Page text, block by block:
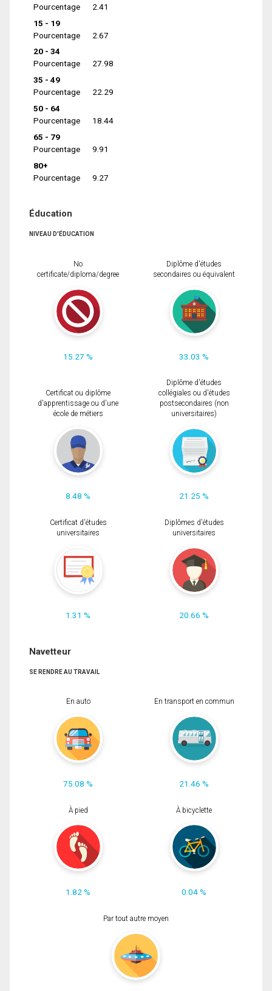
Pourcentage
2.41
15 - 19
Pourcentage
2.67
20 - 34
Pourcentage
27.98
35 - 49
Pourcentage
22.29
50 - 64
Pourcentage
18.44
65 - 79
Pourcentage
9.91
80+
Pourcentage
9.27
Éducation
NIVEAU D'ÉDUCATION
No
certificate/diploma/degree
15.27 %
Diplôme d'études
secondaires ou équivalent
33.03 %
Certificat ou diplôme
d'apprentissage ou d'une
école de métiers
8.48 %
Diplôme d'études
collégiales ou d'études
postsecondaires (non
universitaires)
21.25 %
Certificat d'études
universitaires
1.31 %
Diplômes d'études
universitaires
20.66 %
Navetteur
SE RENDRE AU TRAVAIL
En auto
75.08 %
En transport en commun
21.46 %
À pied
1.82 %
À bicyclette
0.04 %
Par tout autre moyen